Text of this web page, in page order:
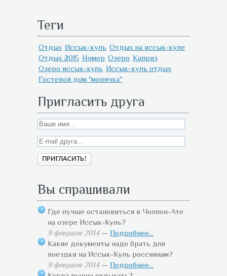
Теги
Отдых Иссык-куль Отдых на иссык-куле
Отдых 2015 Номер Озеро Каприз
Озеро иссык-куль Иссык-куль отдых
Гостевой дом "морячка"
Пригласить друга
Вы спрашивали
Где лучше остановиться в Чолпон-Ате
на озере Иссык-Куль?
9 февраля 2014— Подробнее...
Какие документы надо брать для
поездки на Иссык-Куль россиянам?
9 февраля 2014— Подробнее...